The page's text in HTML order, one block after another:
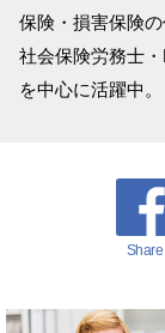
保険・損害保険
社会保険労務士
を中心に活躍中。
Share